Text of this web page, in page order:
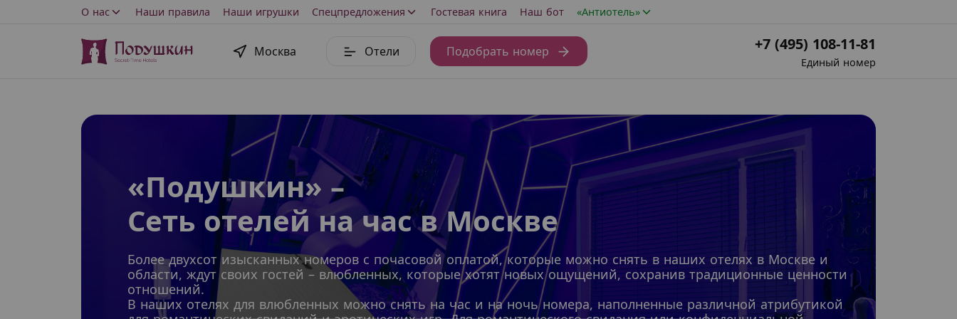
О нас Наши правила Наши игрушки Спецпредложения Гостевая книга Наш бот «Антиотель»
Москва Отели Подобрать номер +7 (495) 108-11-81
Единый номер
«Подушкин» –
Сеть отелей на час в Москве
Более двухсот изысканных номеров с почасовой оплатой, которые можно снять в наших отелях в Москве и
области, ждут своих гостей – влюбленных, которые хотят новых ощущений, сохранив традиционные ценности
отношений.
В наших отелях для влюбленных можно снять на час и на ночь номера, наполненные различной атрибутикой